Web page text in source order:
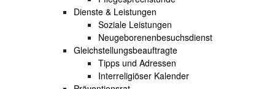
Dienste & Leistungen
Soziale Leistungen
Neugeborenenbesuchsdienst
Gleichstellungsbeauftragte
Tipps und Adressen
Interreligiöser Kalender